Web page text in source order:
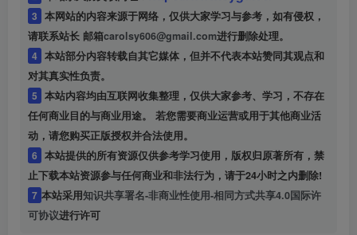
3 本网站的内容来源于网络，仅供大家学习与参考，如有侵权，
请联系站长 邮箱carolsy606@gmail.com进行删除处理。
4 本站部分内容转载自其它媒体，但并不代表本站赞同其观点和
对其真实性负责。
5
任何商业目的与商业用途。 若您需要商业运营或用于其他商业活
动，请您购买正版授权并合法使用。
6 本站提供的所有资源仅供参考学习使用，版权归原著所有，禁
止下载本站资源参与任何商业和非法行为，请于24小时之内删除!
7 本站采用知识共享署名-非商业性使用-相同方式共享4.0国际许
可协议进行许可